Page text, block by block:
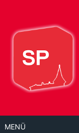
Inhalt
MENÜ